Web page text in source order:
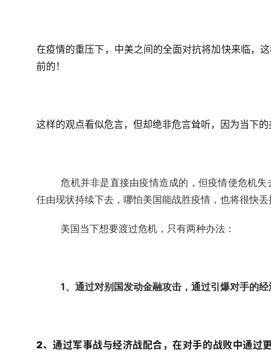
在疫情的重压下，中美之间的全面对抗将加快来临，
前的！
这样的观点看似危言，但却绝非危言耸听，因为当下
危机并非是直接由疫情造成的，但疫情使危机
任由现状持续下去，哪怕美国能战胜疫情，也将很快
美国当下想要渡过危机，只有两种办法：
1、通过对别国发动金融攻击，通过引爆对手的
2、通过军事战与经济战配合，在对手的战败中通过